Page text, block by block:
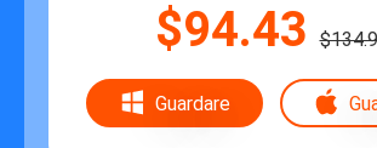
$94.43
Guardare